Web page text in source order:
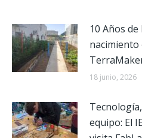
10 Años
18 junio, 2026
equipo: El